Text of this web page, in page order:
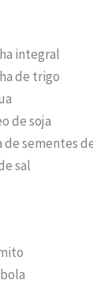
integral
de trigo
de soja
de sementes
sal